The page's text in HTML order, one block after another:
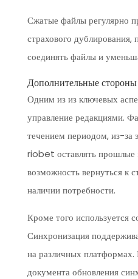
Сжатые файлы регулярно
страхового дублирования,
соединять файлы и
Дополнительные
Одним из из ключевых
управление редакциями.
течением периодом, из-за
riobet оставлять прошлые
возможность вернуться к
наличии потребности.
Кроме того используется
Синхронизация
на различных
документа обновления